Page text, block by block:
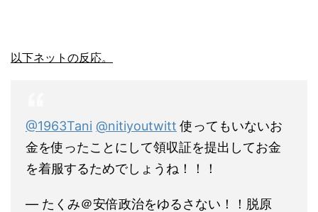
以下ネットの反応。
@1963Tani @nitiyoutwitt 使ってもいないお
金を使ったことにして領収証を提出してお金
を着服するためでしょうね！！！
— たくみ＠安倍政治をゆるさない！！脱原